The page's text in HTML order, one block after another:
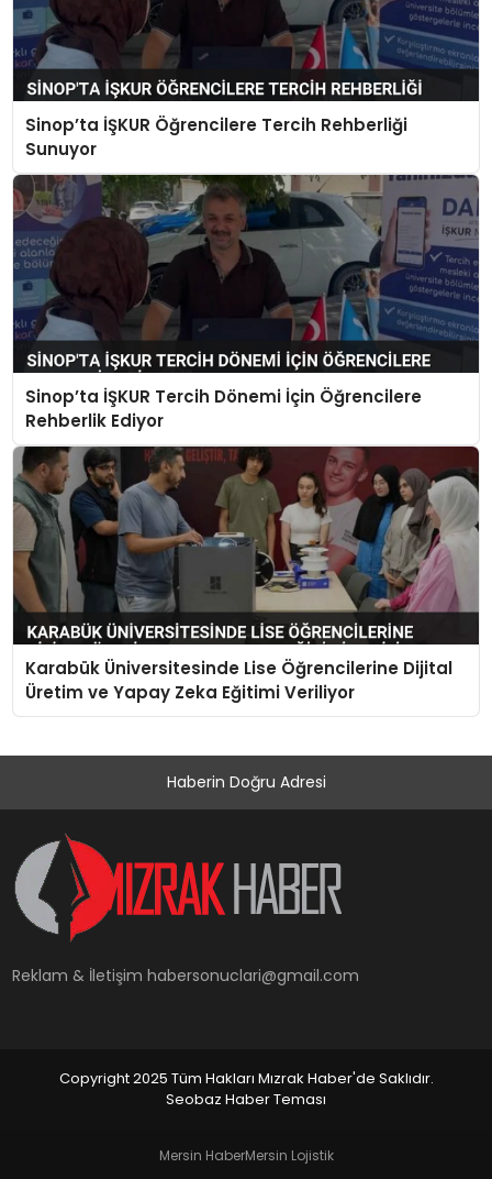
Sinop’ta İŞKUR Öğrencilere Tercih Rehberliği
Sunuyor
Sinop’ta İŞKUR Tercih Dönemi İçin Öğrencilere
Rehberlik Ediyor
Karabük Üniversitesinde Lise Öğrencilerine Dijital
Üretim ve Yapay Zeka Eğitimi Veriliyor
Haberin Doğru Adresi
Reklam & İletişimhabersonuclari@gmail.com
Copyright 2025 Tüm Hakları Mızrak Haber'de Saklıdır.
Seobaz Haber Teması
Mersin HaberMersin Lojistik